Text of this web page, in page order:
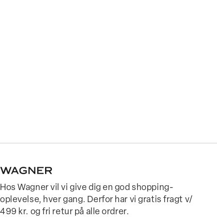
Hos Wagner vil vi give dig en god shopping-
oplevelse, hver gang. Derfor har vi gratis fragt v/
499 kr. og fri retur på alle ordrer.